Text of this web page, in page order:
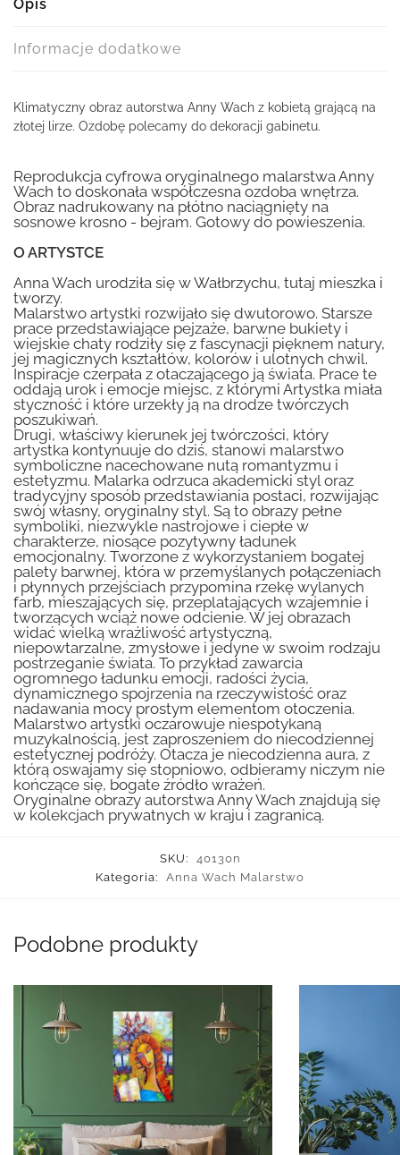
Opis
Informacje dodatkowe
Klimatyczny obraz autorstwa Anny Wach z kobietą grającą na
złotej lirze. Ozdobę polecamy do dekoracji gabinetu.
Reprodukcja cyfrowa oryginalnego malarstwa Anny
Wach to doskonała współczesna ozdoba wnętrza.
Obraz nadrukowany na płótno naciągnięty na
sosnowe krosno - bejram. Gotowy do powieszenia.
O ARTYSTCE
Anna Wach urodziła się w Wałbrzychu, tutaj mieszka i
tworzy.
Malarstwo artystki rozwijało się dwutorowo. Starsze
prace przedstawiające pejzaże, barwne bukiety i
wiejskie chaty rodziły się z fascynacji pięknem natury,
jej magicznych kształtów, kolorów i ulotnych chwil.
Inspiracje czerpała z otaczającego ją świata. Prace te
oddają urok i emocje miejsc, z którymi Artystka miała
styczność i które urzekły ją na drodze twórczych
poszukiwań.
Drugi, właściwy kierunek jej twórczości, który
artystka kontynuuje do dziś, stanowi malarstwo
symboliczne nacechowane nutą romantyzmu i
estetyzmu. Malarka odrzuca akademicki styl oraz
tradycyjny sposób przedstawiania postaci, rozwijając
swój własny, oryginalny styl. Są to obrazy pełne
symboliki, niezwykle nastrojowe i ciepłe w
charakterze, niosące pozytywny ładunek
emocjonalny. Tworzone z wykorzystaniem bogatej
palety barwnej, która w przemyślanych połączeniach
i płynnych przejściach przypomina rzekę wylanych
farb, mieszających się, przeplatających wzajemnie i
tworzących wciąż nowe odcienie. W jej obrazach
widać wielką wrażliwość artystyczną,
niepowtarzalne, zmysłowe i jedyne w swoim rodzaju
postrzeganie świata. To przykład zawarcia
ogromnego ładunku emocji, radości życia,
dynamicznego spojrzenia na rzeczywistość oraz
nadawania mocy prostym elementom otoczenia.
Malarstwo artystki oczarowuje niespotykaną
muzykalnością, jest zaproszeniem do niecodziennej
estetycznej podróży. Otacza je niecodzienna aura, z
którą oswajamy się stopniowo, odbieramy niczym nie
kończące się, bogate źródło wrażeń.
Oryginalne obrazy autorstwa Anny Wach znajdują się
w kolekcjach prywatnych w kraju i zagranicą.
SKU:
40130n
Kategoria:
Anna Wach Malarstwo
Podobne produkty